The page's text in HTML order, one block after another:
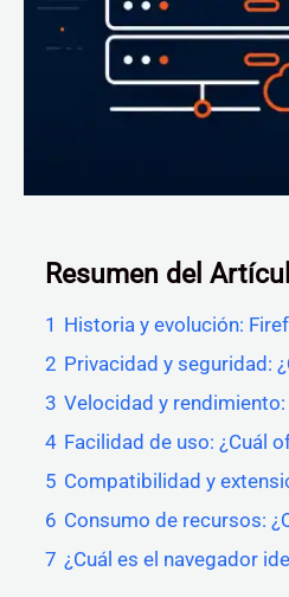
Resumen del
1 Historia y evolución:
2 Privacidad y seguridad:
3 Velocidad y
4 Facilidad de uso: ¿Cuál
5 Compatibilidad y
6 Consumo de recursos:
7 ¿Cuál es el navegador